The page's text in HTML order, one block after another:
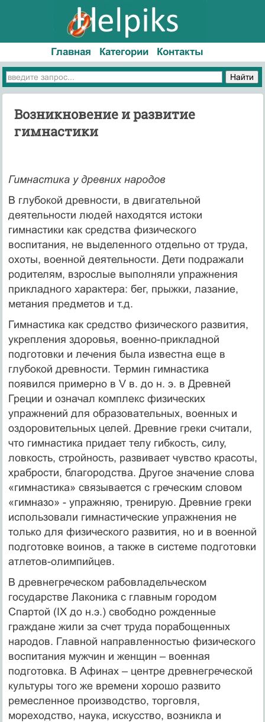
Главная Категории Контакты
Возникновение и развитие
гимнастики
Гимнастика у древних народов
В глубокой древности, в двигательной
деятельности людей находятся истоки
гимнастики как средства физического
воспитания, не выделенного отдельно от труда,
охоты, военной деятельности. Дети подражали
родителям, взрослые выполняли упражнения
прикладного характера: бег, прыжки, лазание,
метания предметов и т.д.
Гимнастика как средство физического развития,
укрепления здоровья, военно-прикладной
подготовки и лечения была известна еще в
глубокой древности. Термин гимнастика
появился примерно в V в. до н. э. в Древней
Греции и означал комплекс физических
упражнений для образовательных, военных и
оздоровительных целей. Древние греки считали,
что гимнастика придает телу гибкость, силу,
ловкость, стройность, развивает чувство красоты,
храбрости, благородства. Другое значение слова
«гимнастика» связывается с греческим словом
«гимназо» - упражняю, тренирую. Древние греки
использовали гимнастические упражнения не
только для физического развития, но и в военной
подготовке воинов, а также в системе подготовки
атлетов-олимпийцев.
В древнегреческом рабовладельческом
государстве Лаконика с главным городом
Спартой (IХ до н.э.) свободно рожденные
граждане жили за счет труда порабощенных
народов. Главной направленностью физического
воспитания мужчин и женщин – военная
подготовка. В Афинах – центре древнегреческой
культуры того же времени хорошо развито
ремесленное производство, торговля,
мореходство, наука, искусство, возникла и